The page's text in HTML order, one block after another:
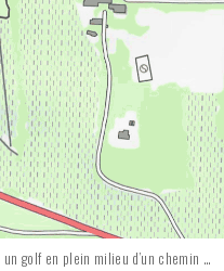
golf en plein milieu d’un chemin …